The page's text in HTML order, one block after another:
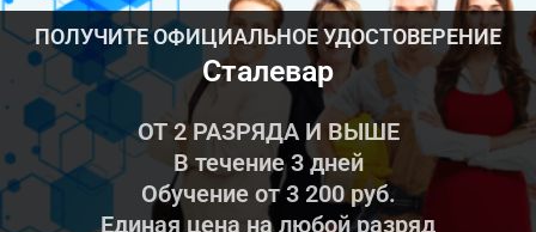
ПОЛУЧИТЕ ОФИЦИАЛЬНОЕ УДОСТОВЕРЕНИЕ
Сталевар
ОТ 2 РАЗРЯДА И ВЫШЕ
В течение 3 дней
Обучение от 3 200 руб.
Единая цена на любой разряд